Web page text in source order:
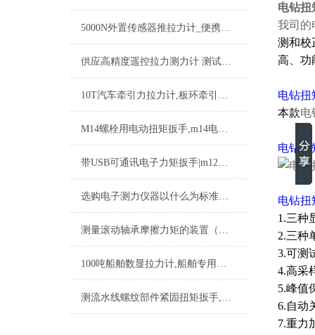
5000N外置传感器推拉力计_便携式拉力计品牌_数据存储数显电子测力计
供应高精度遥控拉力测力计 测试范围0.01-1T 2T 3T
10T汽车牵引力拉力计,板环牵引力拉力计,汽车牵引拉力测试仪
M14螺栓用电动扭矩扳手,m14电动扭矩扳手国产品牌
带USB可通讯电子力矩扳手|m12电子力矩扳手可通讯带USB
选购电子测力仪器以什么为标准，你知道多少呢？上海恒刚告诉你！
测量滚动轴承摩擦力矩的装置（电动动态力矩测量仪）
100吨船舶数显拉力计,船舶专用数显拉力计厂家
测流水线螺纹部件紧固扭矩扳手,数显测力扭矩扳手
电钻扭
我司的
测和校
高、功
电钻扭
本款电
电钻扭
电钻扭
1.三种
2.三种
3.可测
4.高采
5.峰值
6.自动
7.重力